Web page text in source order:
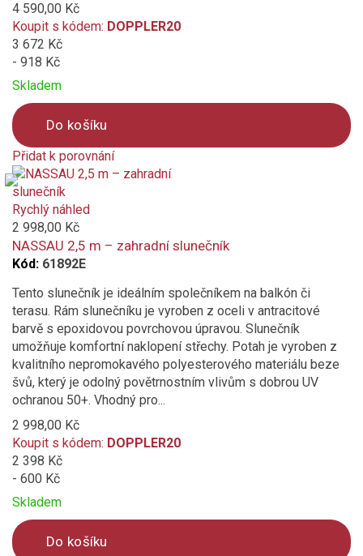
4 590,00 Kč
Koupit s kódem: DOPPLER20
3 672 Kč
- 918 Kč
Skladem
Do košíku
Přidat k porovnání
Product
is
added
to
compare
Rychlý náhled
2 998,00 Kč
NASSAU 2,5 m – zahradní slunečník
Kód: 61892E
Tento slunečník je ideálním společníkem na balkón či
terasu. Rám slunečníku je vyroben z oceli v antracitové
barvě s epoxidovou povrchovou úpravou. Slunečník
umožňuje komfortní naklopení střechy. Potah je vyroben z
kvalitního nepromokavého polyesterového materiálu beze
švů, který je odolný povětrnostním vlivům s dobrou UV
ochranou 50+. Vhodný pro...
2 998,00 Kč
Koupit s kódem: DOPPLER20
2 398 Kč
- 600 Kč
Skladem
Do košíku